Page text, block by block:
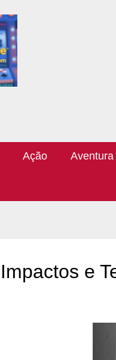
Ação Aventura
Impactos e